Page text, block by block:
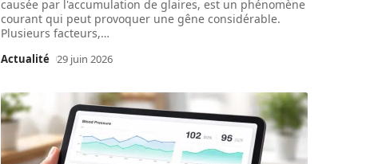
causée par l'accumulation de glaires, est un phénomène
courant qui peut provoquer une gêne considérable.
Plusieurs facteurs,…
Actualité 29 juin 2026